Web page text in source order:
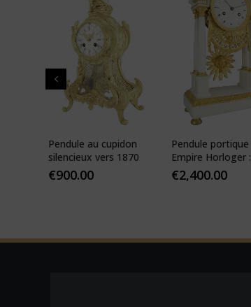
Pendule au cupidon
silencieux vers 1870
€900.00
Pendule portique
Empire Horloger :
VEIBEL 1810
€2,400.00